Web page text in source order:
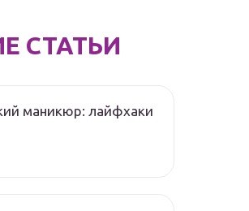
СТАТЬИ
маникюр: лайфхаки